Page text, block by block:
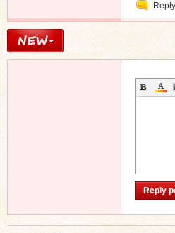
Reply
Reply